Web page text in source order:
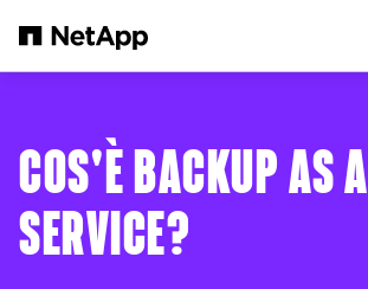
COS'È BACKUP AS A
SERVICE?